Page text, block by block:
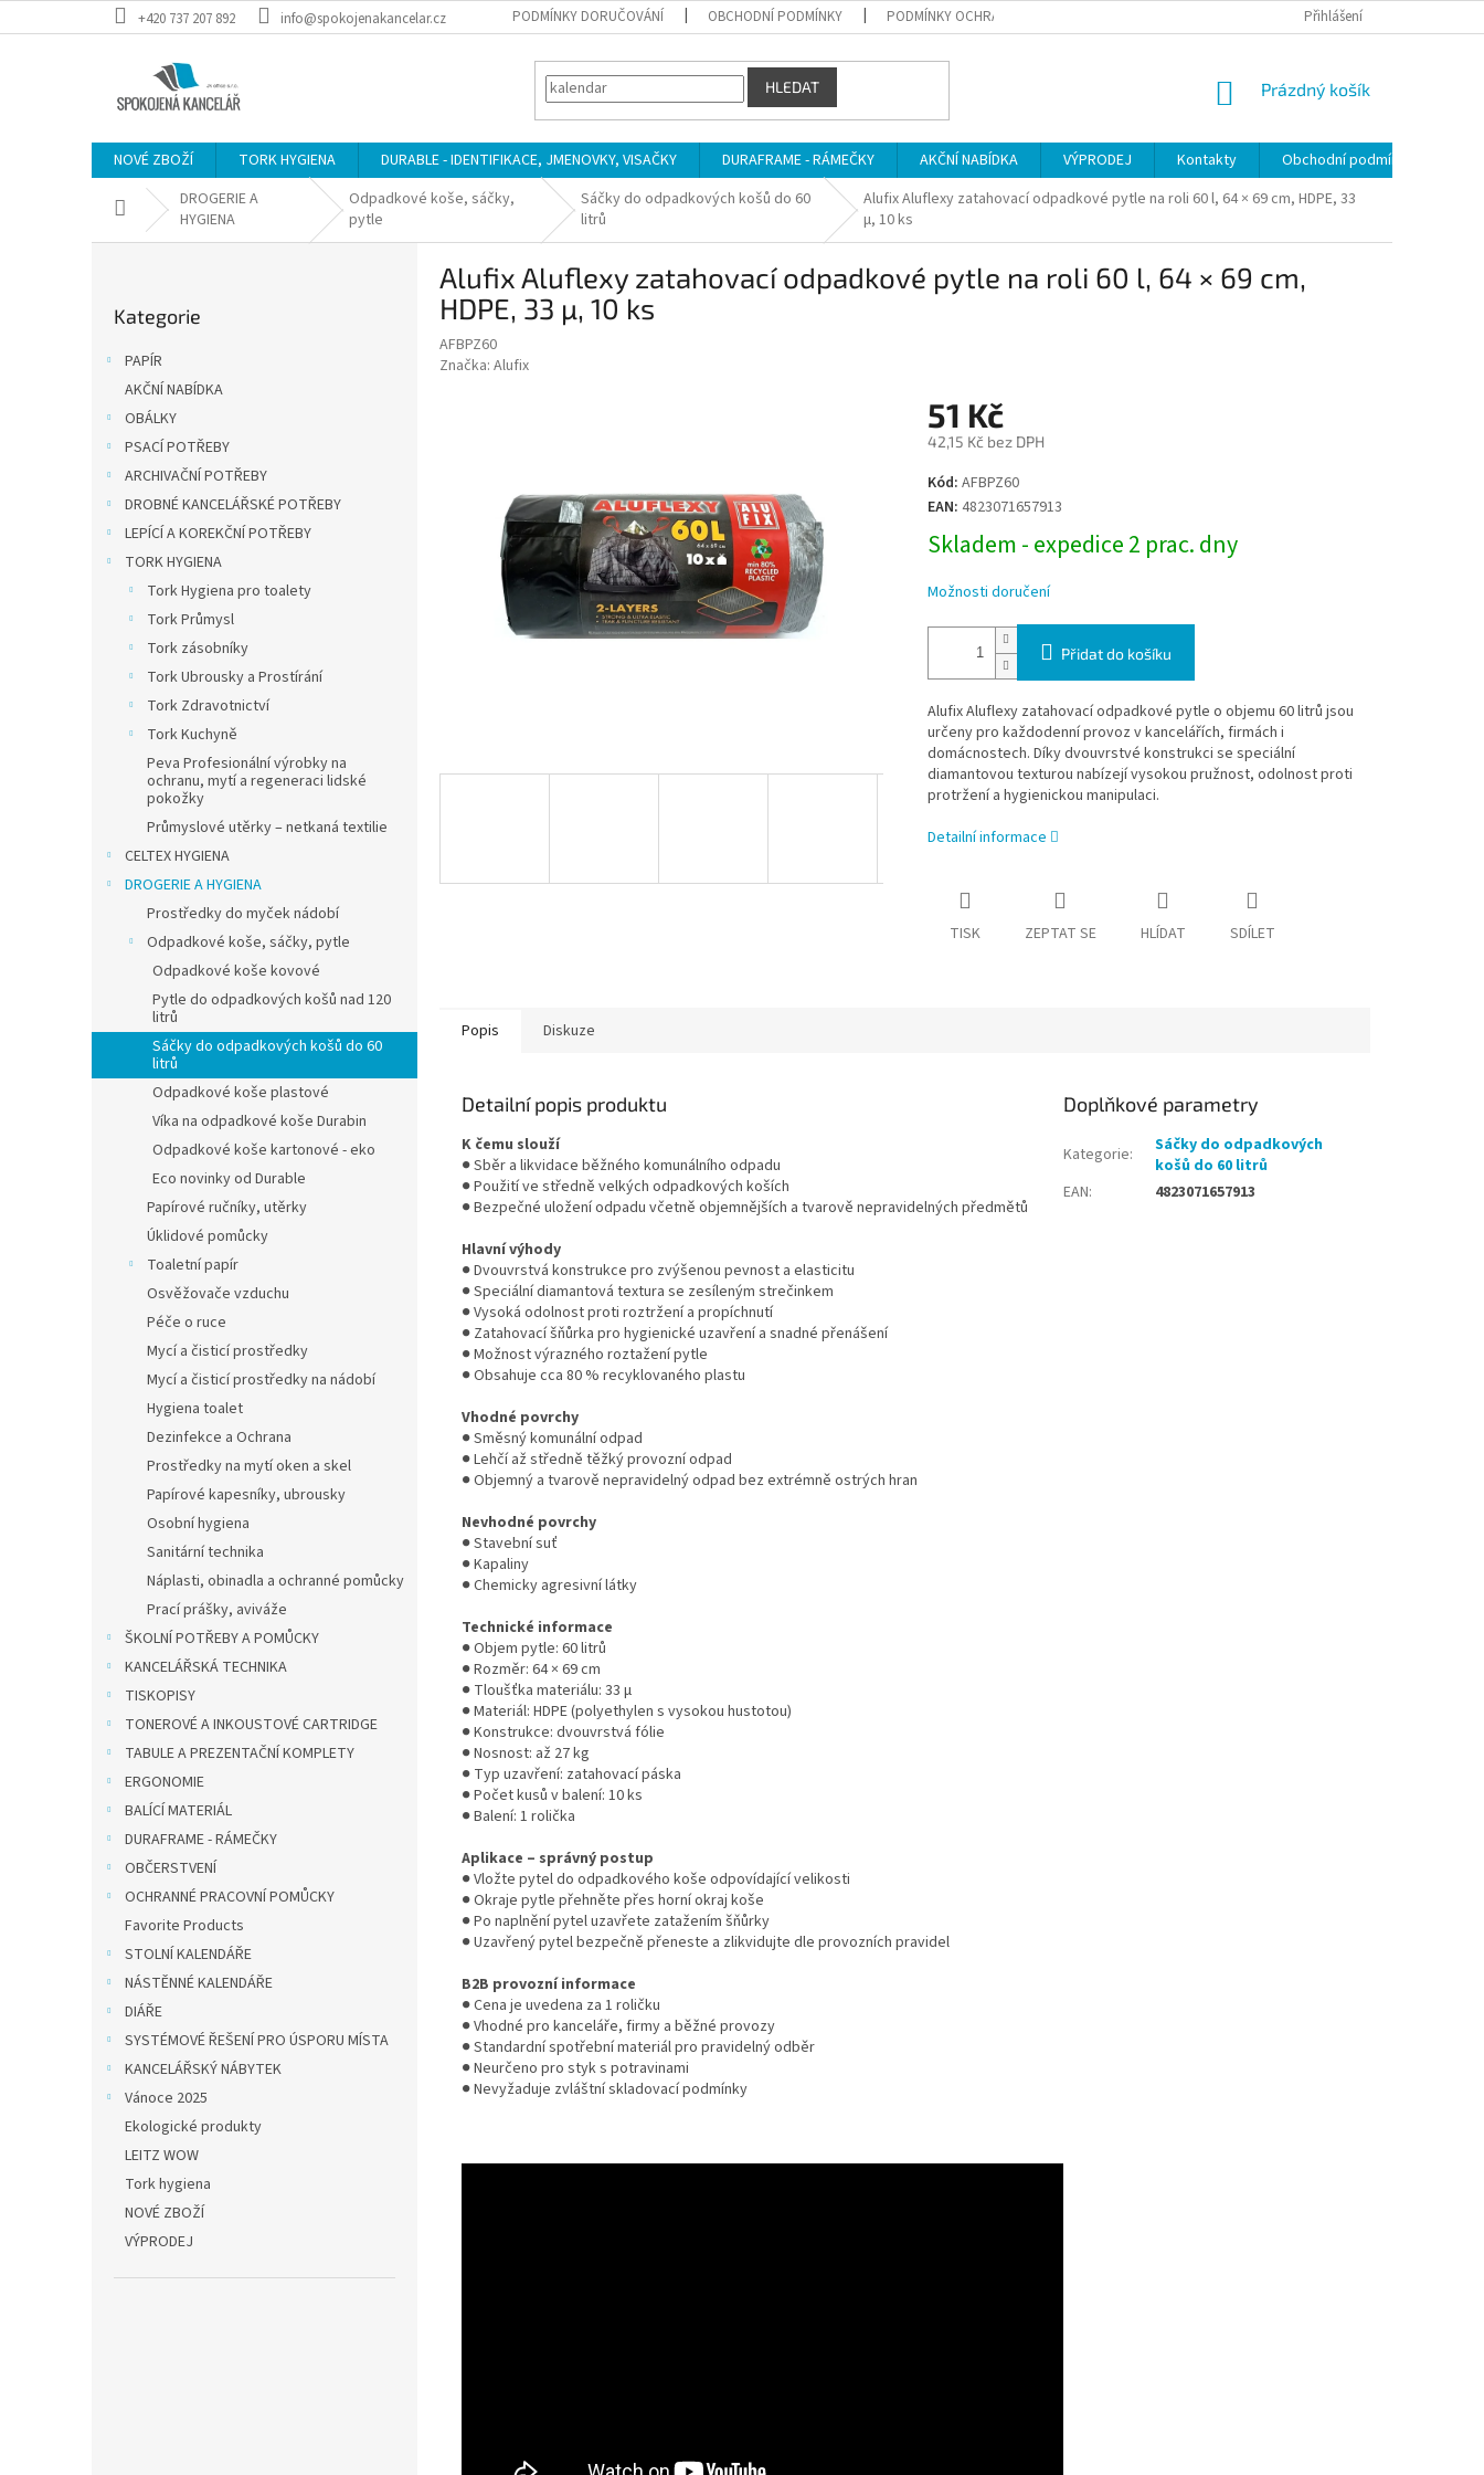
na
+420 737 207 892 info@spokojenakancelar.cz PODMÍNKY DORUČOVÁNÍ OBCHODNÍ PODMÍNKY PODMÍNKY OCHRANY OSOBNÍCH ÚDAJŮ Přihlášení
HLEDAT
NÁKUPNÍ
Prázdný košík
NOVÉ ZBOŽÍ TORK HYGIENA DURABLE - IDENTIFIKACE, JMENOVKY, VISAČKY DURAFRAME - RÁMEČKY AKČNÍ NABÍDKA VÝPRODEJ Kontakty Obchodní podmínky
Domů DROGERIE A
HYGIENA
Odpadkové koše, sáčky,
pytle
Sáčky do odpadkových košů do 60
litrů
Alufix Aluflexy zatahovací odpadkové pytle na roli 60 l, 64 × 69 cm, HDPE, 33
µ, 10 ks
kategorie
Kategorie
PAPÍR
AKČNÍ NABÍDKA
OBÁLKY
PSACÍ POTŘEBY
ARCHIVAČNÍ POTŘEBY
DROBNÉ KANCELÁŘSKÉ POTŘEBY
LEPÍCÍ A KOREKČNÍ POTŘEBY
TORK HYGIENA
Tork Hygiena pro toalety
Tork Průmysl
Tork zásobníky
Tork Ubrousky a Prostírání
Tork Zdravotnictví
Tork Kuchyně
Peva Profesionální výrobky na
ochranu, mytí a regeneraci lidské
pokožky
Průmyslové utěrky – netkaná textilie
CELTEX HYGIENA
DROGERIE A HYGIENA
Prostředky do myček nádobí
Odpadkové koše, sáčky, pytle
Odpadkové koše kovové
Pytle do odpadkových košů nad 120
litrů
Sáčky do odpadkových košů do 60
litrů
Odpadkové koše plastové
Víka na odpadkové koše Durabin
Odpadkové koše kartonové - eko
Eco novinky od Durable
Papírové ručníky, utěrky
Úklidové pomůcky
Toaletní papír
Osvěžovače vzduchu
Péče o ruce
Mycí a čisticí prostředky
Mycí a čisticí prostředky na nádobí
Hygiena toalet
Dezinfekce a Ochrana
Prostředky na mytí oken a skel
Papírové kapesníky, ubrousky
Osobní hygiena
Sanitární technika
Náplasti, obinadla a ochranné pomůcky
Prací prášky, aviváže
ŠKOLNÍ POTŘEBY A POMŮCKY
KANCELÁŘSKÁ TECHNIKA
TISKOPISY
TONEROVÉ A INKOUSTOVÉ CARTRIDGE
TABULE A PREZENTAČNÍ KOMPLETY
ERGONOMIE
BALÍCÍ MATERIÁL
DURAFRAME - RÁMEČKY
OBČERSTVENÍ
OCHRANNÉ PRACOVNÍ POMŮCKY
Favorite Products
STOLNÍ KALENDÁŘE
NÁSTĚNNÉ KALENDÁŘE
DIÁŘE
SYSTÉMOVÉ ŘEŠENÍ PRO ÚSPORU MÍSTA
KANCELÁŘSKÝ NÁBYTEK
Vánoce 2025
Ekologické produkty
LEITZ WOW
Tork hygiena
NOVÉ ZBOŽÍ
VÝPRODEJ
Alufix Aluflexy zatahovací odpadkové pytle na roli 60 l, 64 × 69 cm,
HDPE, 33 µ, 10 ks
AFBPZ60
Značka: Alufix
51 Kč
42,15 Kč bez DPH
Měrná
cena:
Kód: AFBPZ60
EAN: 4823071657913
Skladem - expedice 2 prac. dny
Možnosti doručení
Přidat do košíku
Alufix Aluflexy zatahovací odpadkové pytle o objemu 60 litrů jsou
určeny pro každodenní provoz v kancelářích, firmách i
domácnostech. Díky dvouvrstvé konstrukci se speciální
diamantovou texturou nabízejí vysokou pružnost, odolnost proti
protržení a hygienickou manipulaci.
Detailní informace
TISK ZEPTAT SE HLÍDAT SDÍLET
Popis Diskuze
Detailní popis produktu
K čemu slouží
● Sběr a likvidace běžného komunálního odpadu
● Použití ve středně velkých odpadkových koších
● Bezpečné uložení odpadu včetně objemnějších a tvarově nepravidelných předmětů
Hlavní výhody
● Dvouvrstvá konstrukce pro zvýšenou pevnost a elasticitu
● Speciální diamantová textura se zesíleným strečinkem
● Vysoká odolnost proti roztržení a propíchnutí
● Zatahovací šňůrka pro hygienické uzavření a snadné přenášení
● Možnost výrazného roztažení pytle
● Obsahuje cca 80 % recyklovaného plastu
Vhodné povrchy
● Směsný komunální odpad
● Lehčí až středně těžký provozní odpad
● Objemný a tvarově nepravidelný odpad bez extrémně ostrých hran
Nevhodné povrchy
● Stavební suť
● Kapaliny
● Chemicky agresivní látky
Technické informace
● Objem pytle: 60 litrů
● Rozměr: 64 × 69 cm
● Tloušťka materiálu: 33 µ
● Materiál: HDPE (polyethylen s vysokou hustotou)
● Konstrukce: dvouvrstvá fólie
● Nosnost: až 27 kg
● Typ uzavření: zatahovací páska
● Počet kusů v balení: 10 ks
● Balení: 1 rolička
Aplikace – správný postup
● Vložte pytel do odpadkového koše odpovídající velikosti
● Okraje pytle přehněte přes horní okraj koše
● Po naplnění pytel uzavřete zatažením šňůrky
● Uzavřený pytel bezpečně přeneste a zlikvidujte dle provozních pravidel
B2B provozní informace
● Cena je uvedena za 1 roličku
● Vhodné pro kanceláře, firmy a běžné provozy
● Standardní spotřební materiál pro pravidelný odběr
● Neurčeno pro styk s potravinami
● Nevyžaduje zvláštní skladovací podmínky
Doplňkové parametry
Kategorie:
Sáčky do odpadkových
košů do 60 litrů
EAN: 4823071657913